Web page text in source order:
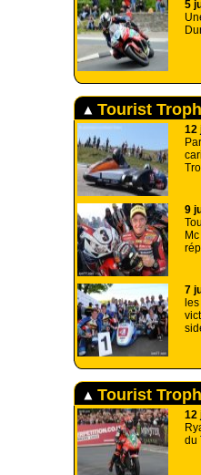
5
Tourist
12
9
7
Tourist
12
du